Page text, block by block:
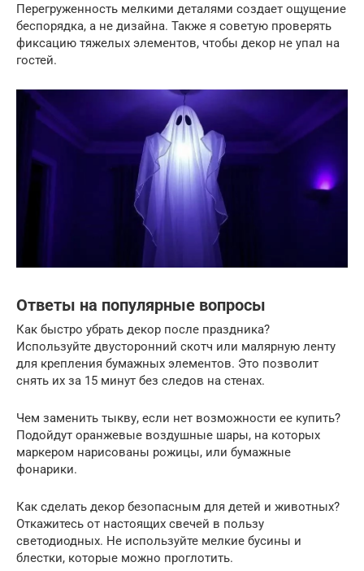
Перегруженность мелкими деталями создает ощущение
беспорядка, а не дизайна. Также я советую проверять
фиксацию тяжелых элементов, чтобы декор не упал на
гостей.
Ответы на популярные вопросы
Как быстро убрать декор после праздника?
Используйте двусторонний скотч или малярную ленту
для крепления бумажных элементов. Это позволит
снять их за 15 минут без следов на стенах.
Чем заменить тыкву, если нет возможности ее купить?
Подойдут оранжевые воздушные шары, на которых
маркером нарисованы рожицы, или бумажные
фонарики.
Как сделать декор безопасным для детей и животных?
Откажитесь от настоящих свечей в пользу
светодиодных. Не используйте мелкие бусины и
блестки, которые можно проглотить.